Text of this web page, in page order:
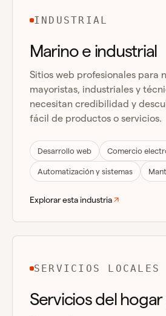
INDUSTRIAL
Marino e industrial
Sitios web profesionales para
mayoristas, industriales y
necesitan credibilidad y
fácil de productos o servicios.
Desarrollo web Comercio
Automatización y sistemas
Explorar esta industria
SERVICIOS LOCALES
Servicios del